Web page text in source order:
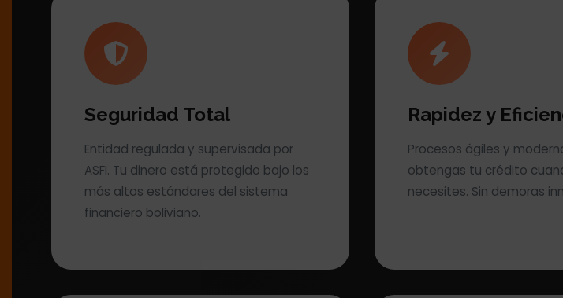
Seguridad Total
Entidad regulada y supervisada por
ASFI. Tu dinero está protegido bajo los
más altos estándares del sistema
financiero boliviano.
Rapidez y
Procesos ágiles y
obtengas tu crédito
necesites. Sin demoras